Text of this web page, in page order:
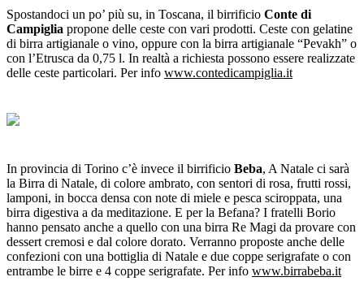
Spostandoci un po’ più su, in Toscana, il birrificio Conte di
Campiglia propone delle ceste con vari prodotti. Ceste con gelatine
di birra artigianale o vino, oppure con la birra artigianale “Pevakh” o
con l’Etrusca da 0,75 l. In realtà a richiesta possono essere realizzate
delle ceste particolari. Per info www.contedicampiglia.it
In provincia di Torino c’è invece il birrificio Beba, A Natale ci sarà
la Birra di Natale, di colore ambrato, con sentori di rosa, frutti rossi,
lamponi, in bocca densa con note di miele e pesca sciroppata, una
birra digestiva a da meditazione. E per la Befana? I fratelli Borio
hanno pensato anche a quello con una birra Re Magi da provare con
dessert cremosi e dal colore dorato. Verranno proposte anche delle
confezioni con una bottiglia di Natale e due coppe serigrafate o con
entrambe le birre e 4 coppe serigrafate. Per info www.birrabeba.it